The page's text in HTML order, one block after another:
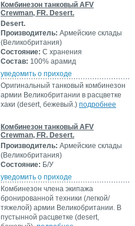
Комбинезон танковый AFV
Crewman, FR. Desert.
Desert.
Производитель: Армейские склады
(Великобритания)
Состояние: С хранения
Состав: 100% арамид
уведомить о приходе
Оригинальный танковый комбинезон
армии Великобритании в расцветке
хаки (desert, бежевый.) подробнее
Комбинезон танковый AFV
Crewman, FR. Desert.
Производитель: Армейские склады
(Великобритания)
Состояние: Б/У
уведомить о приходе
Комбинезон члена экипажа
бронированной техники (легкой/
тяжелой) армии Великобритании. В
пустынной расцветке (desert,